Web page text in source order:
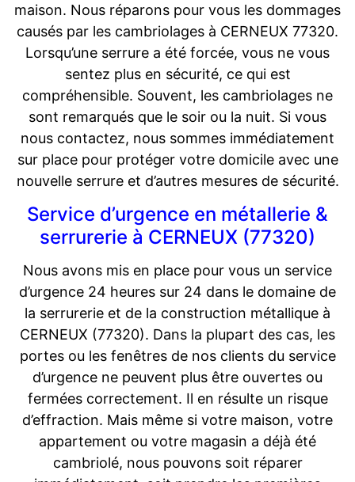
maison. Nous réparons pour vous les dommages
causés par les cambriolages à CERNEUX 77320.
Lorsqu’une serrure a été forcée, vous ne vous
sentez plus en sécurité, ce qui est
compréhensible. Souvent, les cambriolages ne
sont remarqués que le soir ou la nuit. Si vous
nous contactez, nous sommes immédiatement
sur place pour protéger votre domicile avec une
nouvelle serrure et d’autres mesures de sécurité.
Service d’urgence en métallerie &
serrurerie à CERNEUX (77320)
Nous avons mis en place pour vous un service
d’urgence 24 heures sur 24 dans le domaine de
la serrurerie et de la construction métallique à
CERNEUX (77320). Dans la plupart des cas, les
portes ou les fenêtres de nos clients du service
d’urgence ne peuvent plus être ouvertes ou
fermées correctement. Il en résulte un risque
d’effraction. Mais même si votre maison, votre
appartement ou votre magasin a déjà été
cambriolé, nous pouvons soit réparer